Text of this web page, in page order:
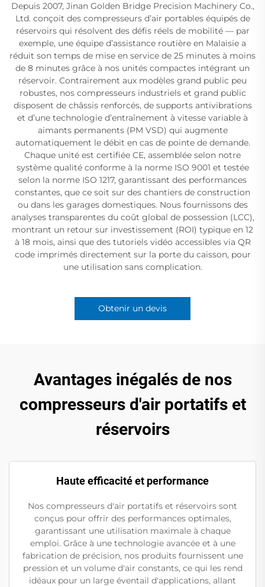
Depuis 2007, Jinan Golden Bridge Precision Machinery Co.,
Ltd. conçoit des compresseurs d’air portables équipés de
réservoirs qui résolvent des défis réels de mobilité — par
exemple, une équipe d’assistance routière en Malaisie a
réduit son temps de mise en service de 25 minutes à moins
de 8 minutes grâce à nos unités compactes intégrant un
réservoir. Contrairement aux modèles grand public peu
robustes, nos compresseurs industriels et grand public
disposent de châssis renforcés, de supports antivibrations
et d’une technologie d’entraînement à vitesse variable à
aimants permanents (PM VSD) qui augmente
automatiquement le débit en cas de pointe de demande.
Chaque unité est certifiée CE, assemblée selon notre
système qualité conforme à la norme ISO 9001 et testée
selon la norme ISO 1217, garantissant des performances
constantes, que ce soit sur des chantiers de construction
ou dans les garages domestiques. Nous fournissons des
analyses transparentes du coût global de possession (LCC),
montrant un retour sur investissement (ROI) typique en 12
à 18 mois, ainsi que des tutoriels vidéo accessibles via QR
code imprimés directement sur la porte du caisson, pour
une utilisation sans complication.
Obtenir un devis
Avantages inégalés de nos
compresseurs d'air portatifs et
réservoirs
Haute efficacité et performance
Nos compresseurs d'air portatifs et réservoirs sont
conçus pour offrir des performances optimales,
garantissant une utilisation maximale à chaque
emploi. Grâce à une technologie avancée et à une
fabrication de précision, nos produits fournissent une
pression et un volume d'air constants, ce qui les rend
idéaux pour un large éventail d'applications, allant